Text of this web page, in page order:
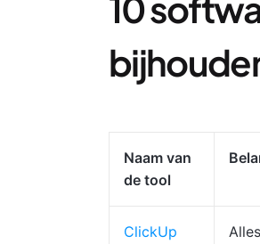
Naam van
de tool
ClickUp